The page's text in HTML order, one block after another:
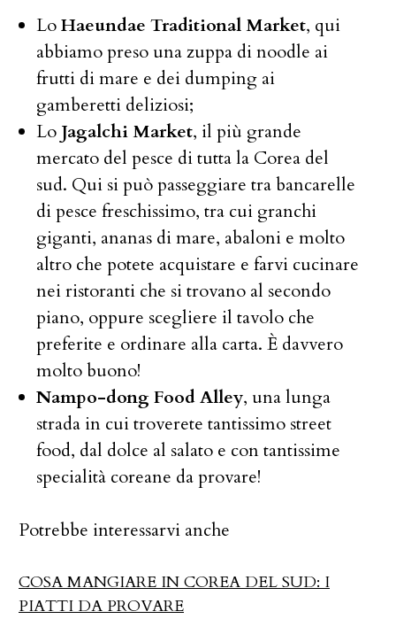
LoHaeundae Traditional Market, qui
abbiamo preso una zuppa di noodle ai
frutti di mare e dei dumping ai
gamberetti deliziosi;
Lo Jagalchi Market, il più grande
mercato del pesce di tutta la Corea del
sud. Qui si può passeggiare tra bancarelle
di pesce freschissimo, tra cui granchi
giganti, ananas di mare, abaloni e molto
altro che potete acquistare e farvi cucinare
nei ristoranti che si trovano al secondo
piano, oppure scegliere il tavolo che
preferite e ordinare alla carta. È davvero
molto buono!
Nampo-dong Food Alley, una lunga
strada in cui troverete tantissimo street
food, dal dolce al salato e con tantissime
specialità coreane da provare!
Potrebbe interessarvi anche
COSA MANGIARE IN COREA DEL SUD: I
PIATTI DA PROVARE